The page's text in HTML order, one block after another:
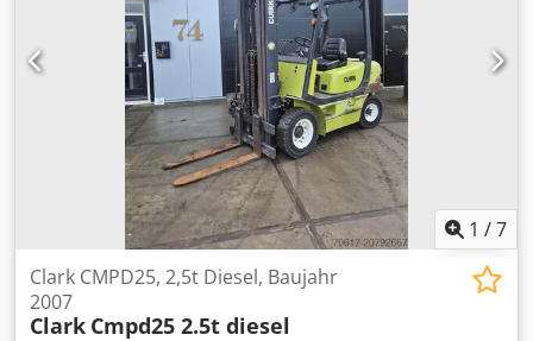
1 /7
Clark CMPD25, 2,5t Diesel, Baujahr
2007
Clark Cmpd25 2.5t diesel